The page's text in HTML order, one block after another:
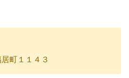
町１１４３